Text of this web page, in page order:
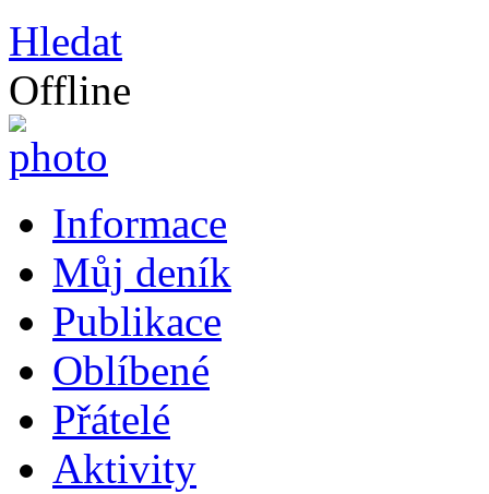
Hledat
Offline
Informace
Můj deník
Publikace
Oblíbené
Přátelé
Aktivity